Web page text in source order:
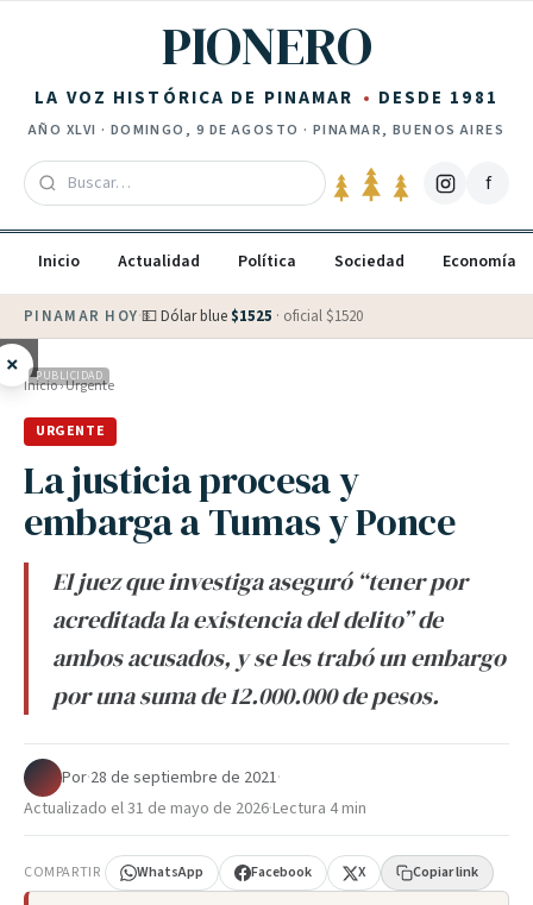
PIONERO
LA VOZ HISTÓRICA DE PINAMAR DESDE 1981
AÑO XLVI · DOMINGO, 9 DE AGOSTO · PINAMAR, BUENOS AIRES
f
Inicio Actualidad Política Sociedad Economía
PINAMAR HOY·💵 Dólar blue $1525 · oficial $1520
× PUBLICIDAD
Inicio›Urgente
URGENTE
La justicia procesa y
embarga a Tumas y Ponce
El juez que investiga aseguró “tener por
acreditada la existencia del delito” de
ambos acusados, y se les trabó un embargo
por una suma de 12.000.000 de pesos.
Por·28 de septiembre de 2021·
Actualizado el31 de mayo de 2026·Lectura 4 min
COMPARTIR WhatsApp Facebook X Copiar link